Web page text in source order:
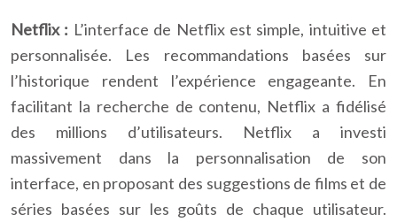
Netflix : L’interface de Netflix est simple, intuitive et
personnalisée. Les recommandations basées sur
l’historique rendent l’expérience engageante. En
facilitant la recherche de contenu, Netflix a fidélisé
des millions d’utilisateurs. Netflix a investi
massivement dans la personnalisation de son
interface, en proposant des suggestions de films et de
séries basées sur les goûts de chaque utilisateur.